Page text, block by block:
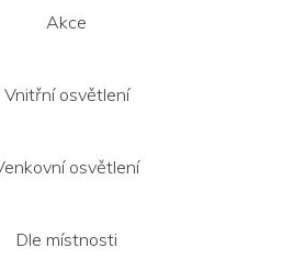
Akce
Vnitřní osvětlení
osvětlení
Dle místnosti